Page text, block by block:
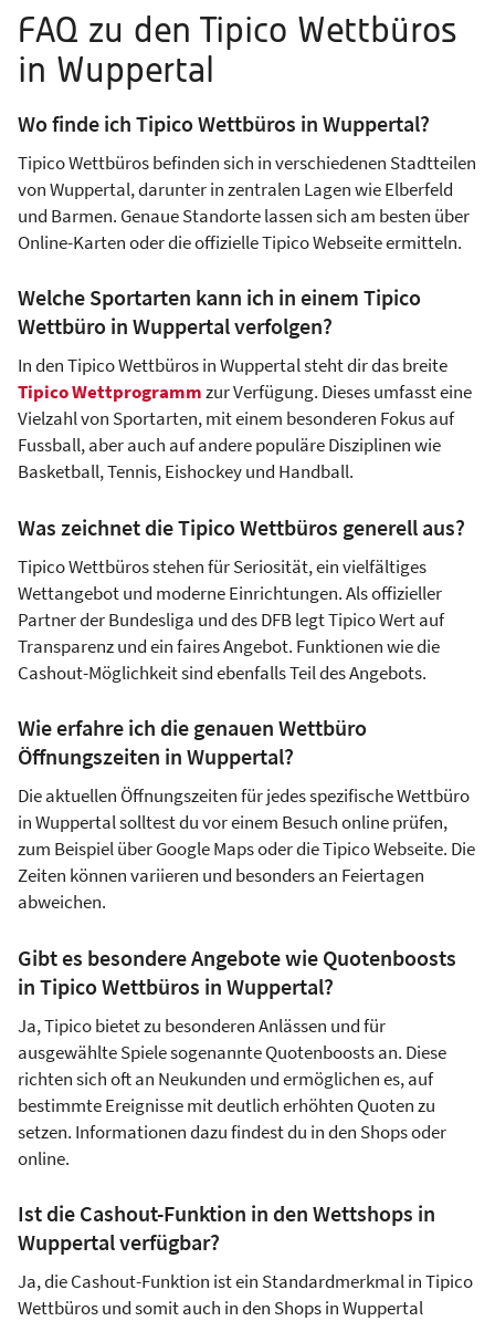
FAQ zu den Tipico Wettbüros
in Wuppertal
Wo finde ich Tipico Wettbüros in Wuppertal?
Tipico Wettbüros befinden sich in verschiedenen Stadtteilen
von Wuppertal, darunter in zentralen Lagen wie Elberfeld
und Barmen. Genaue Standorte lassen sich am besten über
Online-Karten oder die offizielle Tipico Webseite ermitteln.
Welche Sportarten kann ich in einem Tipico
Wettbüro in Wuppertal verfolgen?
In den Tipico Wettbüros in Wuppertal steht dir das breite
Tipico Wettprogrammzur Verfügung. Dieses umfasst eine
Vielzahl von Sportarten, mit einem besonderen Fokus auf
Fussball, aber auch auf andere populäre Disziplinen wie
Basketball, Tennis, Eishockey und Handball.
Was zeichnet die Tipico Wettbüros generell aus?
Tipico Wettbüros stehen für Seriosität, ein vielfältiges
Wettangebot und moderne Einrichtungen. Als offizieller
Partner der Bundesliga und des DFB legt Tipico Wert auf
Transparenz und ein faires Angebot. Funktionen wie die
Cashout-Möglichkeit sind ebenfalls Teil des Angebots.
Wie erfahre ich die genauen Wettbüro
Öffnungszeiten in Wuppertal?
Die aktuellen Öffnungszeiten für jedes spezifische Wettbüro
in Wuppertal solltest du vor einem Besuch online prüfen,
zum Beispiel über Google Maps oder die Tipico Webseite. Die
Zeiten können variieren und besonders an Feiertagen
abweichen.
Gibt es besondere Angebote wie Quotenboosts
in Tipico Wettbüros in Wuppertal?
Ja, Tipico bietet zu besonderen Anlässen und für
ausgewählte Spiele sogenannte Quotenboosts an. Diese
richten sich oft an Neukunden und ermöglichen es, auf
bestimmte Ereignisse mit deutlich erhöhten Quoten zu
setzen. Informationen dazu findest du in den Shops oder
online.
Ist die Cashout-Funktion in den Wettshops in
Wuppertal verfügbar?
Ja, die Cashout-Funktion ist ein Standardmerkmal in Tipico
Wettbüros und somit auch in den Shops in Wuppertal